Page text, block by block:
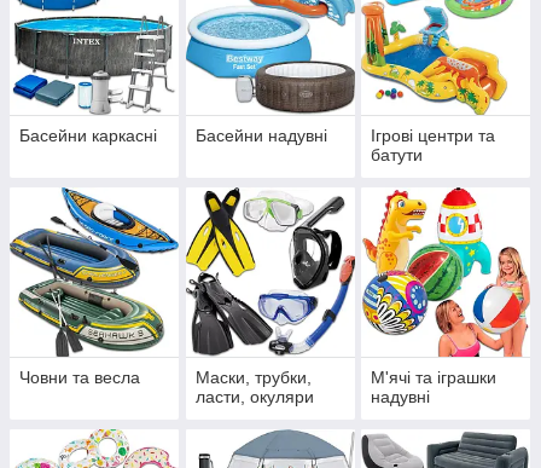
Басейни каркасні Басейни надувні
Ігрові центри та
батути
Човни та весла
Маски, трубки,
ласти, окуляри
М'ячі та іграшки
надувні